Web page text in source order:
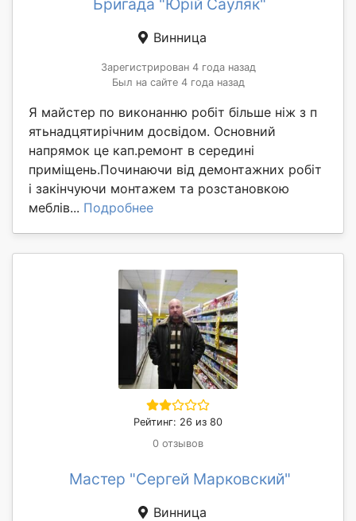
Бригада "Юрій Сауляк"
Винница
Зарегистрирован 4 года назад
Был на сайте 4 года назад
Я майстер по виконанню робіт більше ніж з п
ятьнадцятирічним досвідом. Основний
напрямок це кап.ремонт в середині
приміщень.Починаючи від демонтажних робіт
і закінчуючи монтажем та розстановкою
меблів... Подробнее
Рейтинг: 26 из 80
0 отзывов
Мастер "Сергей Марковский"
Винница